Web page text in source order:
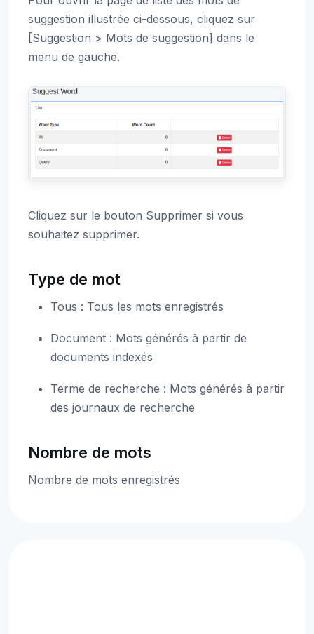
suggestion illustrée ci-dessous, cliquez sur
[Suggestion > Mots de suggestion] dans le
menu de gauche.
Cliquez sur le bouton Supprimer si vous
souhaitez supprimer.
Type de mot
Tous : Tous les mots enregistrés
Document : Mots générés à partir de
documents indexés
Terme de recherche : Mots générés à partir
des journaux de recherche
Nombre de mots
Nombre de mots enregistrés